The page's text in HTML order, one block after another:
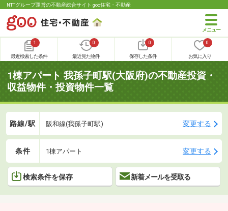
NTTグループ運営の不動産総合サイト goo住宅・不動産
1
最近検索した条件
0
最近見た物件
0
保存した条件
0
お気に入り
1棟アパート 我孫子町駅(大阪府)の不動産投資・
収益物件・投資物件一覧
路線/駅 阪和線(我孫子町駅) 変更する
条件 1棟アパート 変更する
検索条件を保存 新着メールを受取る